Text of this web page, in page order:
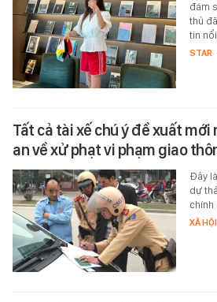
đám
thủ
tin
STAR
Tất cả tài xế chú ý đề xuất mới
an về xử phạt vi phạm giao
Đây
dự
chính
XÃ HỘI